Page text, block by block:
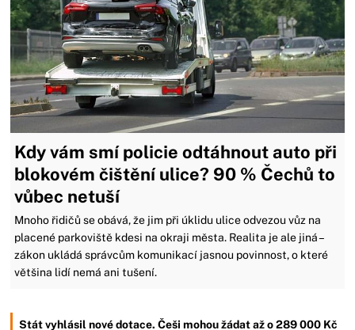
Kdy vám smí policie odtáhnout auto při
blokovém čištění ulice? 90 % Čechů to
vůbec netuší
Mnoho řidičů se obává, že jim při úklidu ulice odvezou vůz na
placené parkoviště kdesi na okraji města. Realita je ale jiná –
zákon ukládá správcům komunikací jasnou povinnost, o které
většina lidí nemá ani tušení.
Stát vyhlásil nové dotace. Češi mohou žádat až o 289 000 Kč